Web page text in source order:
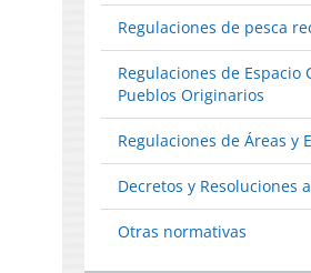
Regulaciones de pesca
Regulaciones de Espacio
Pueblos Originarios
Regulaciones de Áreas y
Decretos y Resoluciones
Otras normativas